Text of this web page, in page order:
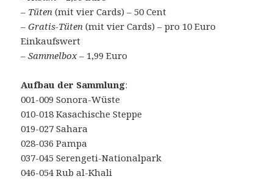
– Tüten (mit vier Cards) – 50 Cent
–Gratis-Tüten (mit vier Cards) – pro 10 Euro
Einkaufswert
–Sammelbox– 1,99 Euro
Aufbau der Sammlung:
001-009 Sonora-Wüste
010-018 Kasachische Steppe
019-027 Sahara
028-036 Pampa
037-045 Serengeti-Nationalpark
046-054 Rub al-Khali